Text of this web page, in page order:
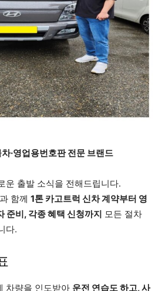
·영업용번호판 전문 브랜드
운 출발 소식을 전해드립니다.
함께 1톤 카고트럭 신차 계약부터 영
준비, 각종 혜택 신청까지 모든 절차
다.
차량을 인도받아 운전 연습도 하고, 사